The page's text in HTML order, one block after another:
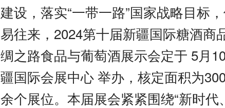
建设，落实“一带一路”国家战略目标
易往来，2024第十届新疆国际糖酒商
绸之路食品与葡萄酒展示会定于 5月
疆国际会展中心 举办，核定面积为
余个展位。本届展会紧紧围绕“新时